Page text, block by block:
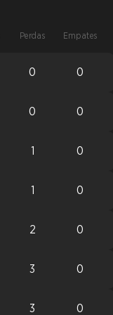
Perdas Empates
0 0
0 0
1 0
1 0
2 0
3 0
3 0